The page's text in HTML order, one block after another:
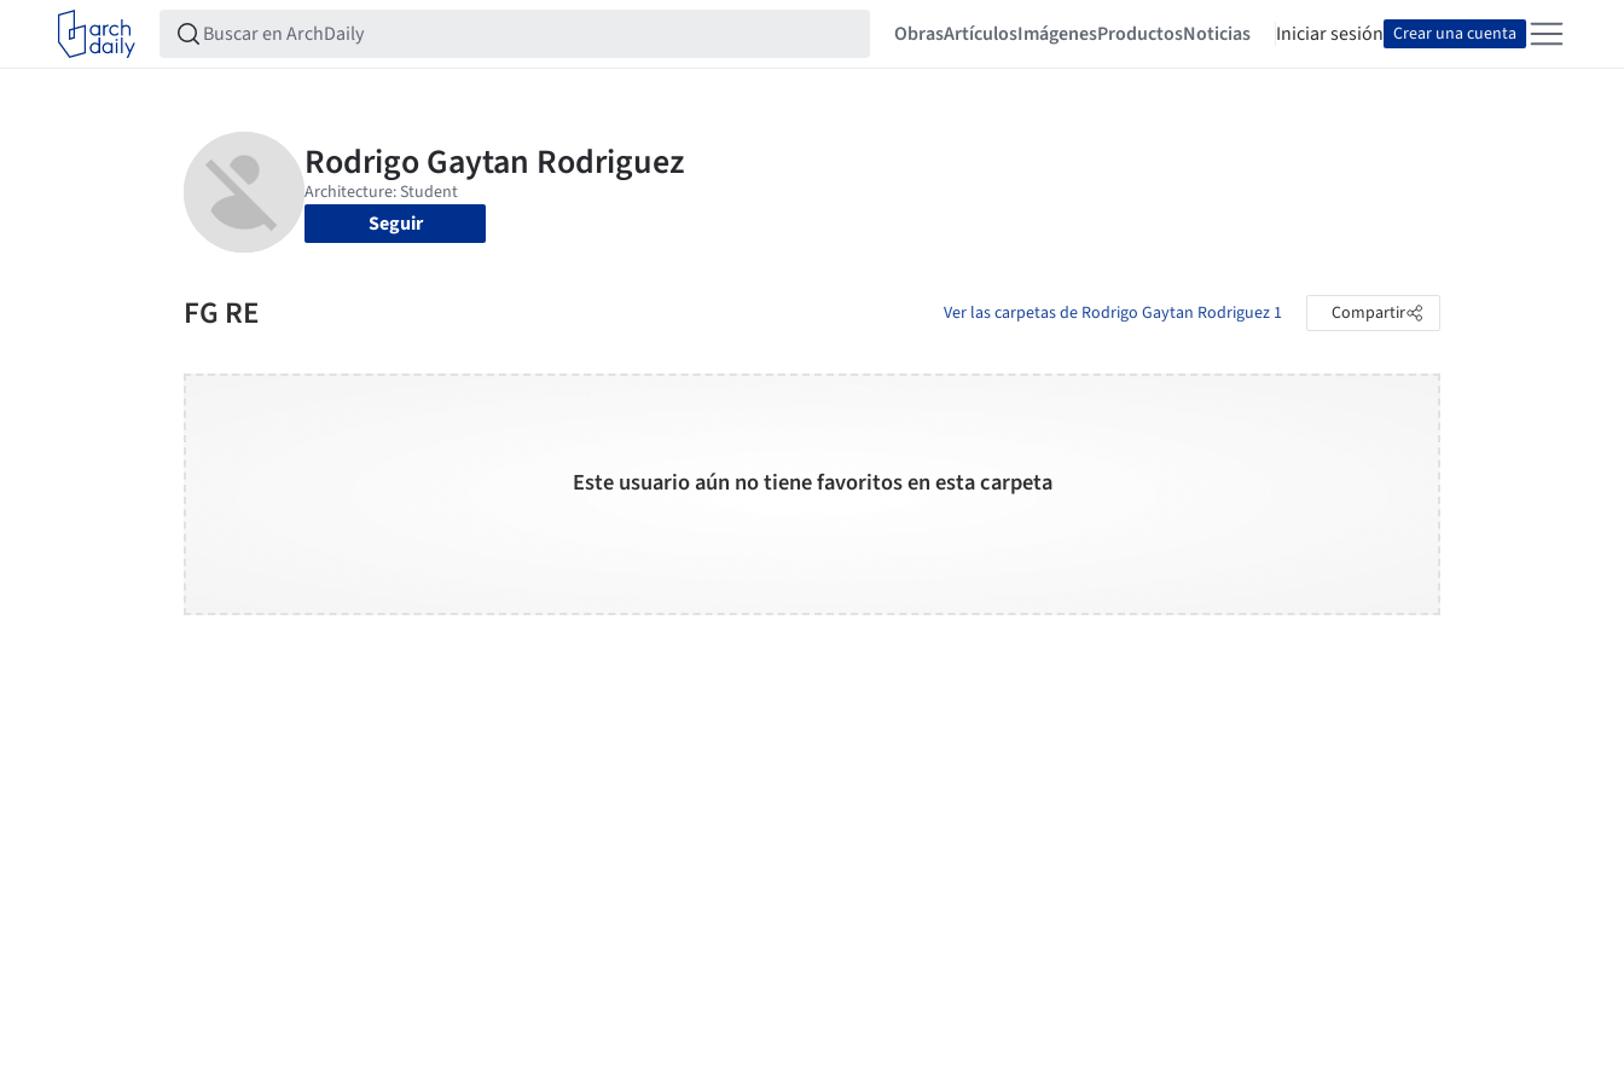
ObrasArtículosImágenesProductosNoticias Iniciar sesión Crear una cuenta
Seguir
FG RE Ver las carpetas de Rodrigo Gaytan Rodriguez 1 Compartir
Este usuario aún no tiene favoritos en esta carpeta